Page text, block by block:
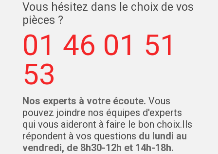
Vous hésitez dans le choix de vos
pièces ?
01 46 01 51
53
Nos experts à votre écoute. Vous
pouvez joindre nos équipes d'experts
qui vous aideront à faire le bon choix.Ils
répondent à vos questions du lundi au
vendredi, de 8h30-12h et 14h-18h.